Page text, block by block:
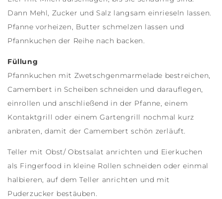
Dann Mehl, Zucker und Salz langsam einrieseln lassen.
Pfanne vorheizen, Butter schmelzen lassen und
Pfannkuchen der Reihe nach backen.
Füllung
Pfannkuchen mit Zwetschgenmarmelade bestreichen,
Camembert in Scheiben schneiden und darauflegen,
einrollen und anschließend in der Pfanne, einem
Kontaktgrill oder einem Gartengrill nochmal kurz
anbraten, damit der Camembert schön zerläuft.
Teller mit Obst/ Obstsalat anrichten und Eierkuchen
als Fingerfood in kleine Rollen schneiden oder einmal
halbieren, auf dem Teller anrichten und mit
Puderzucker bestäuben.